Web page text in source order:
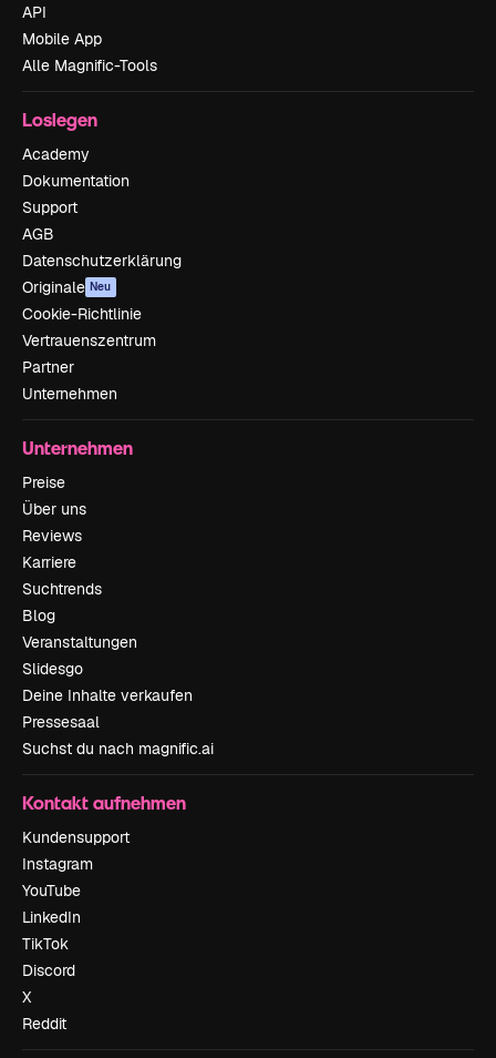
API
Mobile App
Alle Magnific-Tools
Loslegen
Academy
Dokumentation
Support
AGB
Datenschutzerklärung
Originale Neu
Cookie-Richtlinie
Vertrauenszentrum
Partner
Unternehmen
Unternehmen
Preise
Über uns
Reviews
Karriere
Suchtrends
Blog
Veranstaltungen
Slidesgo
Deine Inhalte verkaufen
Pressesaal
Suchst du nach magnific.ai
Kontakt aufnehmen
Kundensupport
Instagram
YouTube
LinkedIn
TikTok
Discord
X
Reddit